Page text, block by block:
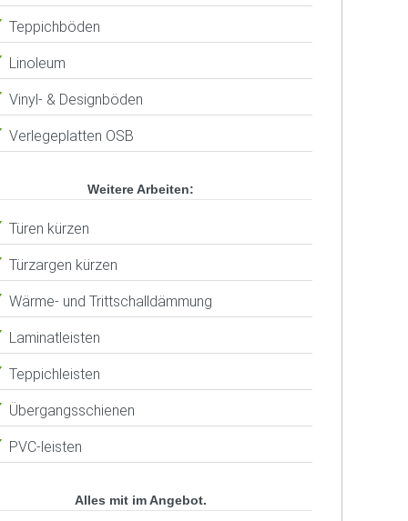
Teppichböden
Linoleum
Vinyl- & Designböden
Verlegeplatten OSB
Weitere Arbeiten:
Türen kürzen
Türzargen kürzen
Wärme- und Trittschalldämmung
Laminatleisten
Teppichleisten
Übergangsschienen
PVC-leisten
Alles mit im Angebot.